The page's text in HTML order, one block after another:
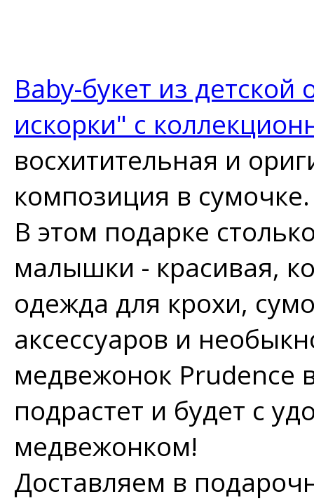
Baby-букет из
искорки" с
восхитительная и
композиция в сумочке.
В этом подарке
малышки - красивая,
одежда для крохи,
аксессуаров и
медвежонок
подрастет и будет с
медвежонком!
Доставляем в